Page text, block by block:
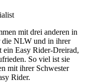
mit drei anderen in
die NLW und in ihrer
ein Easy Rider-Dreirad,
So viel ist sie
mit ihrer Schwester
Rider.